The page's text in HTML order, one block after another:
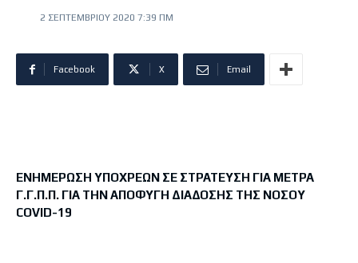
2 ΣΕΠΤΕΜΒΡΊΟΥ 2020 7:39 ΠΜ
Facebook X Email
ΕΝΗΜΕΡΩΣΗ ΥΠΟΧΡΕΩΝ ΣΕ ΣΤΡΑΤΕΥΣΗ ΓΙΑ ΜΕΤΡΑ
Γ.Γ.Π.Π. ΓΙΑ ΤΗΝ ΑΠΟΦΥΓΗ ΔΙΑΔΟΣΗΣ ΤΗΣ ΝΟΣΟΥ
COVID-19